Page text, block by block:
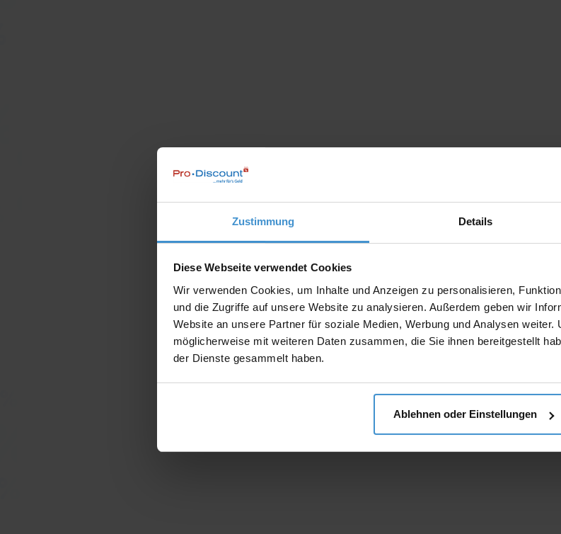
Zustimmung Details
Diese Webseite verwendet Cookies
Wir verwenden Cookies, um Inhalte und Anzeigen zu personalisieren,
und die Zugriffe auf unsere Website zu analysieren. Außerdem geben wir
Website an unsere Partner für soziale Medien, Werbung und Analysen
möglicherweise mit weiteren Daten zusammen, die Sie ihnen bereitgestellt
der Dienste gesammelt haben.
Ablehnen oder Einstellungen